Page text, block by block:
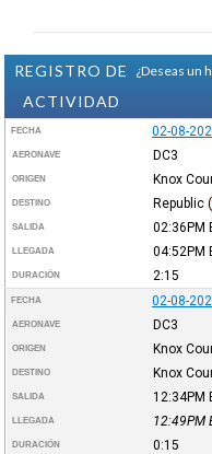
REGISTRO DE
ACTIVIDAD
¿Deseas un
FECHA 02-08-
AERONAVE DC3
ORIGEN Knox
DESTINO Republic (
SALIDA 02:36PM
LLEGADA 04:52PM
DURACIÓN 2:15
FECHA 02-08-
AERONAVE DC3
ORIGEN Knox
DESTINO Knox
SALIDA 12:34PM
LLEGADA 12:49PM
DURACIÓN 0:15